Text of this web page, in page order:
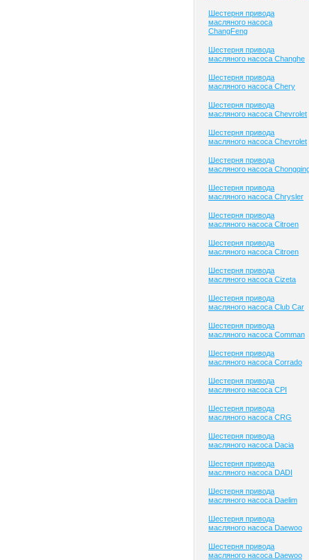
Шестерня привода
масляного насоса
ChangFeng
Шестерня привода
масляного насоса Changhe
Шестерня привода
масляного насоса Chery
Шестерня привода
масляного насоса Chevrolet
Шестерня привода
масляного насоса Chevrolet
Шестерня привода
масляного насоса
Шестерня привода
масляного насоса Chrysler
Шестерня привода
масляного насоса Citroen
Шестерня привода
масляного насоса Citroen
Шестерня привода
масляного насоса Cizeta
Шестерня привода
масляного насоса Club Сar
Шестерня привода
масляного насоса Comman
Шестерня привода
масляного насоса Corrado
Шестерня привода
масляного насоса CPI
Шестерня привода
масляного насоса CRG
Шестерня привода
масляного насоса Dacia
Шестерня привода
масляного насоса DADI
Шестерня привода
масляного насоса Daelim
Шестерня привода
масляного насоса Daewoo
Шестерня привода
масляного насоса Daewoo